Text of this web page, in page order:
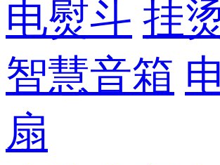
电熨斗 挂
智慧音箱
扇